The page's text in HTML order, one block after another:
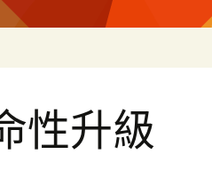
性升級